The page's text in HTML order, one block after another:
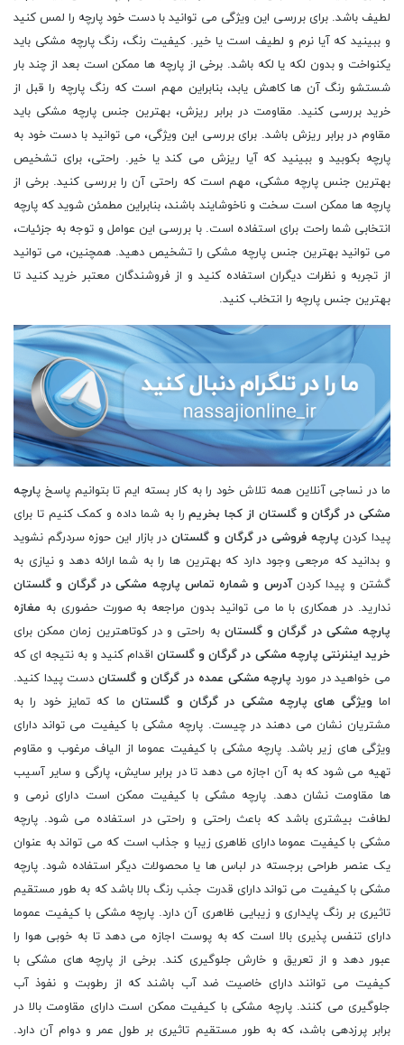
لطیف باشد. برای بررسی این ویژگی می توانید با دست خود پارچه را لمس کنید
و ببینید که آیا نرم و لطیف است یا خیر. کیفیت رنگ، رنگ پارچه مشکی باید
یکنواخت و بدون لکه یا لکه باشد. برخی از پارچه ها ممکن است بعد از چند بار
شستشو رنگ آن ها کاهش یابد، بنابراین مهم است که رنگ پارچه را قبل از
خرید بررسی کنید. مقاومت در برابر ریزش، بهترین جنس پارچه مشکی باید
مقاوم در برابر ریزش باشد. برای بررسی این ویژگی، می توانید با دست خود به
پارچه بکوبید و ببینید که آیا ریزش می کند یا خیر. راحتی، برای تشخیص
بهترین جنس پارچه مشکی، مهم است که راحتی آن را بررسی کنید. برخی از
پارچه ها ممکن است سخت و ناخوشایند باشند، بنابراین مطمئن شوید که پارچه
انتخابی شما راحت برای استفاده است. با بررسی این عوامل و توجه به جزئیات،
می توانید بهترین جنس پارچه مشکی را تشخیص دهید. همچنین، می توانید
از تجربه و نظرات دیگران استفاده کنید و از فروشندگان معتبر خرید کنید تا
بهترین جنس پارچه را انتخاب کنید.
ما در نساجی آنلاین همه تلاش خود را به کار بسته ایم تا بتوانیم پاسخ پارچه
مشکی در گرگان و گلستان از کجا بخریمرا به شما داده و کمک کنیم تا برای
پیدا کردن پارچه فروشی در گرگان و گلستاندر بازار این حوزه سردرگم نشوید
و بدانید که مرجعی وجود دارد که بهترین ها را به شما ارائه دهد و نیازی به
گشتن و پیدا کردنآدرس و شماره تماس پارچه مشکی در گرگان و گلستان
ندارید. در همکاری با ما می توانید بدون مراجعه به صورت حضوری به مغازه
پارچه مشکی در گرگان و گلستانبه راحتی و در کوتاهترین زمان ممکن برای
خرید ایننرنتی پارچه مشکی در گرگان و گلستان اقدام کنید و به نتیجه ای که
می خواهید در مورد پارچه مشکی عمده در گرگان و گلستان دست پیدا کنید.
اماویژگی های پارچه مشکی در گرگان و گلستانما که تمایز خود را به
مشتریان نشان می دهند در چیست. پارچه مشکی با کیفیت می تواند دارای
ویژگی های زیر باشد. پارچه مشکی با کیفیت عموما از الیاف مرغوب و مقاوم
تهیه می شود که به آن اجازه می دهد تا در برابر سایش، پارگی و سایر آسیب
ها مقاومت نشان دهد. پارچه مشکی با کیفیت ممکن است دارای نرمی و
لطافت بیشتری باشد که باعث راحتی و راحتی در استفاده می شود. پارچه
مشکی با کیفیت عموما دارای ظاهری زیبا و جذاب است که می تواند به عنوان
یک عنصر طراحی برجسته در لباس ها یا محصولات دیگر استفاده شود. پارچه
مشکی با کیفیت می تواند دارای قدرت جذب رنگ بالا باشد که به طور مستقیم
تاثیری بر رنگ پایداری و زیبایی ظاهری آن دارد. پارچه مشکی با کیفیت عموما
دارای تنفس پذیری بالا است که به پوست اجازه می دهد تا به خوبی هوا را
عبور دهد و از تعریق و خارش جلوگیری کند. برخی از پارچه های مشکی با
کیفیت می توانند دارای خاصیت ضد آب باشند که از رطوبت و نفوذ آب
جلوگیری می کنند. پارچه مشکی با کیفیت ممکن است دارای مقاومت بالا در
برابر پرزدهی باشد، که به طور مستقیم تاثیری بر طول عمر و دوام آن دارد.